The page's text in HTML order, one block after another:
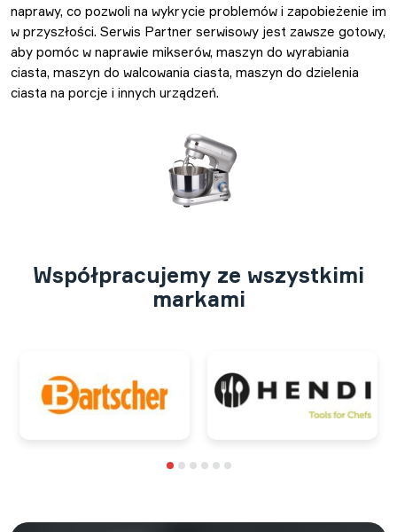
naprawy, co pozwoli na wykrycie problemów i zapobieżenie im
w przyszłości. Serwis Partner serwisowy jest zawsze gotowy,
aby pomóc w naprawie mikserów, maszyn do wyrabiania
ciasta, maszyn do walcowania ciasta, maszyn do dzielenia
ciasta na porcje i innych urządzeń.
Współpracujemy ze wszystkimi
markami